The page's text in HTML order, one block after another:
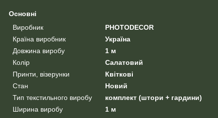
Основні
Виробник
PHOTODECOR
Країна виробник
Україна
Довжина виробу
1 м
Колір
Салатовий
Принти, візерунки
Квіткові
Стан
Новий
Тип текстильного виробу
комплект (штори + гардини)
Ширина виробу
1 м